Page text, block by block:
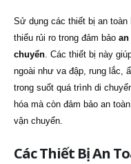
Sử dụng các thiết bị an toàn
thiểu rủi ro trong đảm bảo
chuyển. Các thiết bị này
ngoài như va đập, rung lắc,
trong suốt quá trình di
hóa mà còn đảm bảo an
vận chuyển.
Các Thiết Bị An